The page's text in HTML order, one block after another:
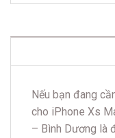
Nếu bạn đang
cho iPhone Xs
– Bình Dương là